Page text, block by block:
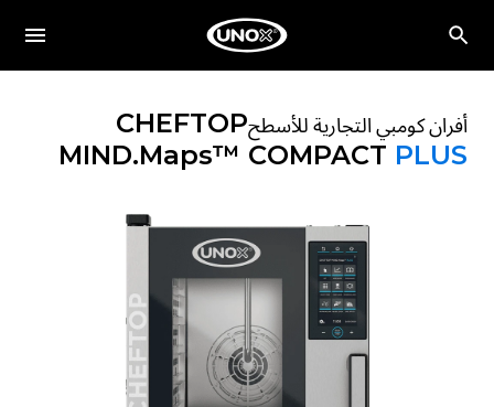
أفران كومبي التجارية للأسطحCHEFTOP
MIND.Maps™ COMPACT PLUS